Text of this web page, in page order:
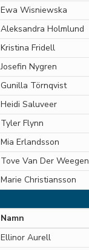
Ewa Wisniewska
Aleksandra Holmlund
Kristina Fridell
Josefin Nygren
Gunilla Törnqvist
Heidi Saluveer
Tyler Flynn
Mia Erlandsson
Tove Van Der Weegen
Marie Christiansson
Namn
Ellinor Aurell